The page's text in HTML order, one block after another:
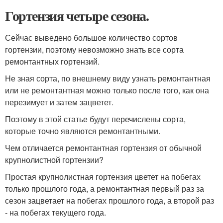
Гортензия четыре сезона.
Сейчас выведено большое количество сортов
гортензии, поэтому невозможно знать все сорта
ремонтантных гортензий.
Не зная сорта, по внешнему виду узнать ремонтантная
или не ремонтантная можно только после того, как она
перезимует и затем зацветет.
Поэтому в этой статье будут перечислены сорта,
которые точно являются ремонтантными.
Чем отличается ремонтантная гортензия от обычной
крупнолистной гортензии?
Простая крупнолистная гортензия цветет на побегах
только прошлого года, а ремонтантная первый раз за
сезон зацветает на побегах прошлого года, а второй раз
- на побегах текущего года.